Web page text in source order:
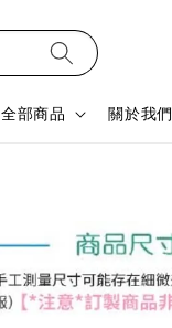
全部商品 關於我們